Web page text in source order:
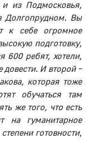
и из Подмосковья,
Долгопрудном. Вы
к себе огромное
подготовку,
600 ребят, хотели,
довести. И второй –
которая тоже
обучаться там
же того, что есть
на гуманитарное
готовности,